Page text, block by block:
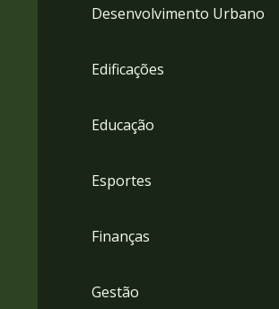
Desenvolvimento Urbano
Edificações
Educação
Esportes
Finanças
Gestão